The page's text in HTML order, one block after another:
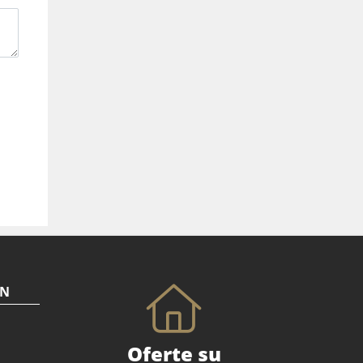
Oferte su